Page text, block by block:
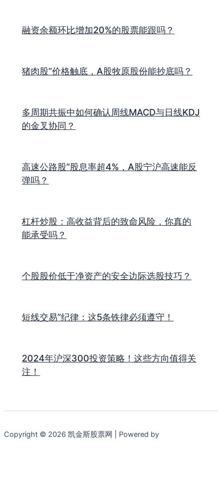
融资余额环比增加20%的股票能跟吗？
猪肉股”价格触底，A股牧原股份能抄底吗？
多周期共振中如何确认周线MACD与日线KDJ
的金叉协同？
高速公路股”股息率超4%，A股宁沪高速能反
弹吗？
杠杆炒股：高收益背后的致命风险，你真的
能承受吗？
个股股价低于净资产的安全边际选股技巧？
短线交易”纪律：这5条铁律必须遵守！
2024年沪深300投资策略！这些方向值得关
注！
Copyright © 2026 凯金斯股票网 | Powered by